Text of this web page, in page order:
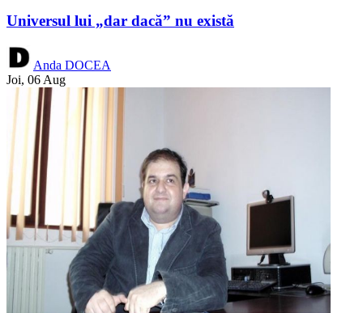
Universul lui „dar dacă” nu există
Anda DOCEA
Joi, 06 Aug